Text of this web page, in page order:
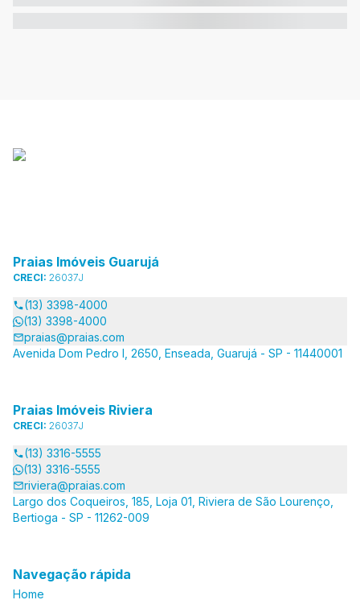
Praias Imóveis Guarujá
CRECI: 26037J
(13) 3398-4000
(13) 3398-4000
praias@praias.com
Avenida Dom Pedro I, 2650, Enseada, Guarujá - SP - 11440001
Praias Imóveis Riviera
CRECI: 26037J
(13) 3316-5555
(13) 3316-5555
riviera@praias.com
Largo dos Coqueiros, 185, Loja 01, Riviera de São Lourenço,
Bertioga - SP - 11262-009
Navegação rápida
Home